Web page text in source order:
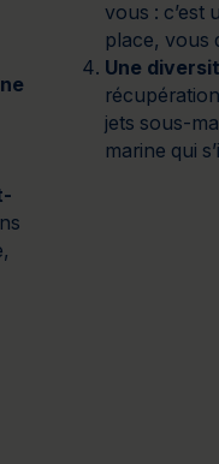
vous : c’est
place, vous
Une
jets sous-
marine qui